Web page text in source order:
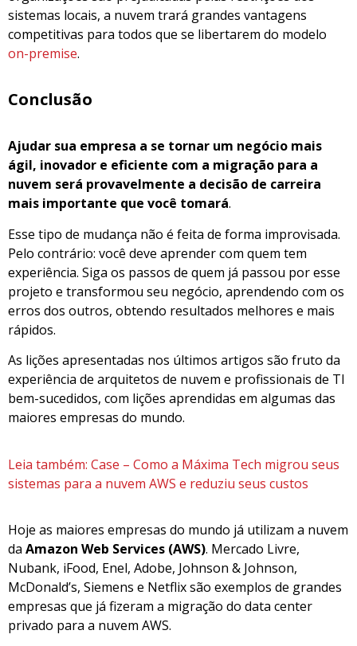
sistemas locais, a nuvem trará grandes vantagens
competitivas para todos que se libertarem do modelo
on-premise.
Conclusão
Ajudar sua empresa a se tornar um negócio mais
ágil, inovador e eficiente com a migração para a
nuvem será provavelmente a decisão de carreira
mais importante que você tomará.
Esse tipo de mudança não é feita de forma improvisada.
Pelo contrário: você deve aprender com quem tem
experiência. Siga os passos de quem já passou por esse
projeto e transformou seu negócio, aprendendo com os
erros dos outros, obtendo resultados melhores e mais
rápidos.
As lições apresentadas nos últimos artigos são fruto da
experiência de arquitetos de nuvem e profissionais de TI
bem-sucedidos, com lições aprendidas em algumas das
maiores empresas do mundo.
Leia também: Case – Como a Máxima Tech migrou seus
sistemas para a nuvem AWS e reduziu seus custos
Hoje as maiores empresas do mundo já utilizam a nuvem
da Amazon Web Services (AWS). Mercado Livre,
Nubank, iFood, Enel, Adobe, Johnson & Johnson,
McDonald’s, Siemens e Netflix são exemplos de grandes
empresas que já fizeram a migração do data center
privado para a nuvem AWS.